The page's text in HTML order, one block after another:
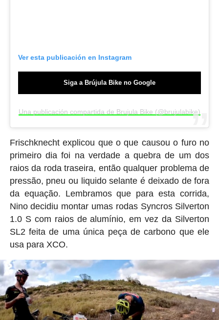
Ver esta publicación en Instagram
Siga a Brújula Bike no Google
Una publicación compartida de Brujula Bike (@brujulabike)
Frischknecht explicou que o que causou o furo no
primeiro dia foi na verdade a quebra de um dos
raios da roda traseira, então qualquer problema de
pressão, pneu ou liquido selante é deixado de fora
da equação. Lembramos que para esta corrida,
Nino decidiu montar umas rodas Syncros Silverton
1.0 S com raios de alumínio, em vez da Silverton
SL2 feita de uma única peça de carbono que ele
usa para XCO.